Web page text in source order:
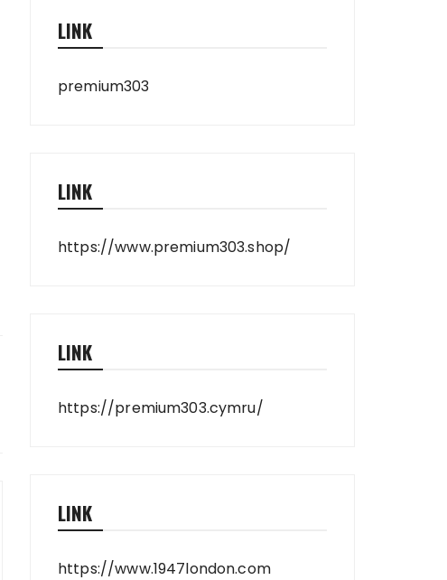
LINK
premium303
LINK
https://www.premium303.shop/
LINK
https://premium303.cymru/
LINK
https://www.1947london.com